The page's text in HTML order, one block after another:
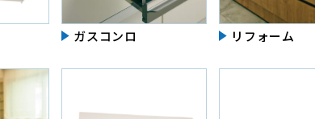
ガスコンロ リフォーム